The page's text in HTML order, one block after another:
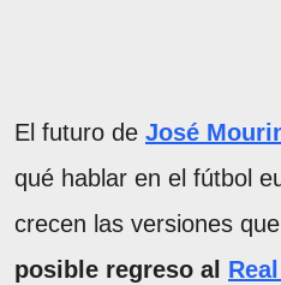
El futuro de José
qué hablar en el fútbol
crecen las versiones
posible regreso al